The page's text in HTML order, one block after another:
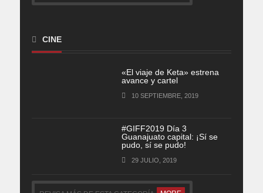
CINE
«El viaje de Keta» estrena
avance y cartel
10 SEPTIEMBRE, 2019
#GIFF2019 Día 3
Guanajuato capital: ¡Sí se
pudo, sí se pudo!
29 JULIO, 2019